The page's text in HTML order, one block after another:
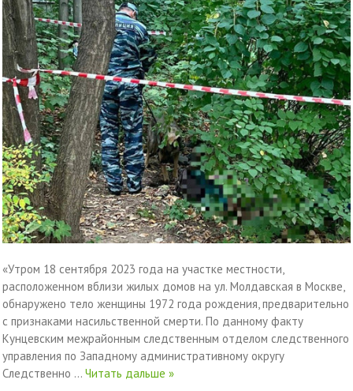
«Утром 18 сентября 2023 года на участке местности,
расположенном вблизи жилых домов на ул. Молдавская в Москве,
обнаружено тело женщины 1972 года рождения, предварительно
с признаками насильственной смерти. По данному факту
Кунцевским межрайонным следственным отделом следственного
управления по Западному административному округу
Следственно ... Читать дальше »